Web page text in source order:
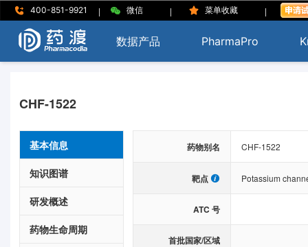
400-851-9921 | 微信 | 菜单收藏 |
数据产品 PharmaPro
CHF-1522
基本信息
知识图谱
研发概述
药物生命周期
药物别名 CHF-1522
靶点 Potassium
ATC 号
首批国家/区域